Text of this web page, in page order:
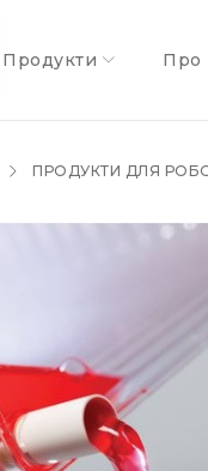
Продукти Про
ПРОДУКТИ ДЛЯ